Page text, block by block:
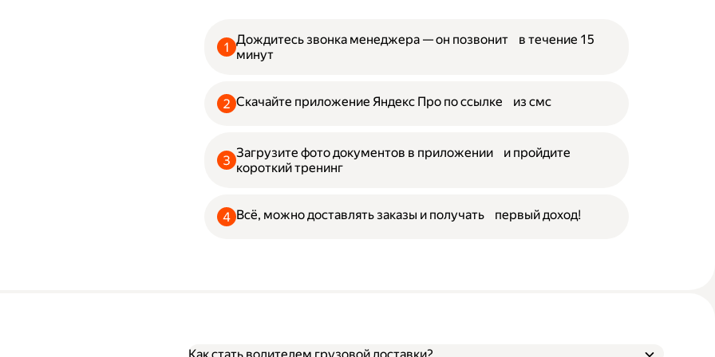
Дождитесь звонка менеджера — он позвонит в течение 15
минут
Скачайте приложение Яндекс Про по ссылке из смс
Загрузите фото документов в приложении и пройдите
короткий тренинг
Всё, можно доставлять заказы и получать первый доход!
Как стать водителем грузовой доставки?